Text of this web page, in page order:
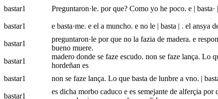
bastar1 Preguntaron·le. por que? Como yo he poco. e |
bastar1 e basta·me. e el a muncho. e no le | basta | . el ansya
bastar1
preguntaron·le por que no la fazia de madera. e
bueno muere.
bastar1
madero donde se faze escudo. non se faze lança. Lo
hordeñan es
bastar1 non se faze lança. Lo que basta de lunbre a vno. |
bastar1
es dicha morbo caduco e es semejante de alferçia por